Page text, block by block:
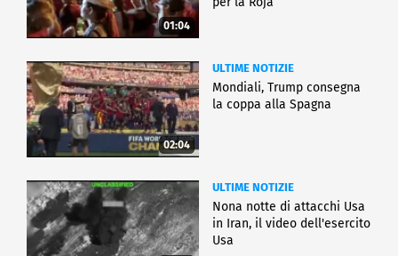
01:04
02:04
ULTIME NOTIZIE
Mondiali, Trump consegna
la coppa alla Spagna
ULTIME NOTIZIE
Nona notte di attacchi Usa
in Iran, il video dell'esercito
Usa